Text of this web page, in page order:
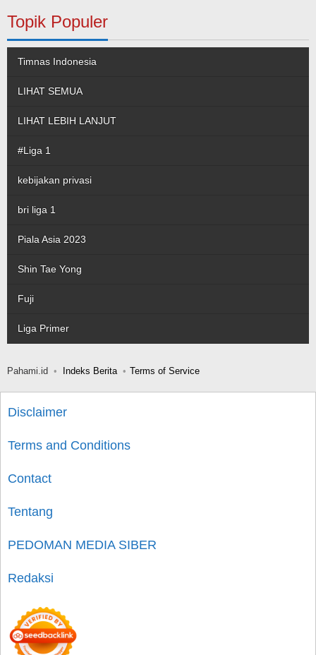
Topik Populer
Timnas Indonesia
LIHAT SEMUA
LIHAT LEBIH LANJUT
#Liga 1
kebijakan privasi
bri liga 1
Piala Asia 2023
Shin Tae Yong
Fuji
Liga Primer
Pahami.id Indeks Berita Terms of Service
Disclaimer
Terms and Conditions
Contact
Tentang
PEDOMAN MEDIA SIBER
Redaksi